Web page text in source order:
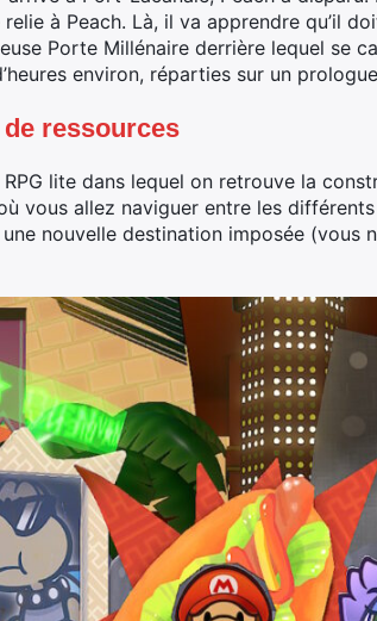
à Peach. Là, il va apprendre qu’il
Porte Millénaire derrière lequel se
environ, réparties sur un
ressources
lite dans lequel on retrouve la
vous allez naviguer entre les
nouvelle destination imposée (vous